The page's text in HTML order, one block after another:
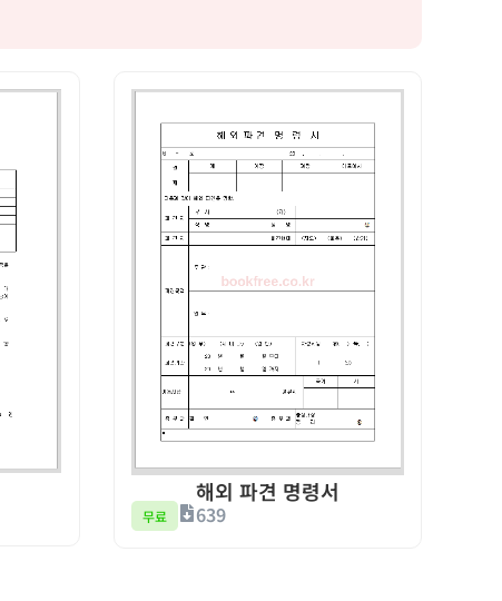
해외 파견 명령서
무료 639